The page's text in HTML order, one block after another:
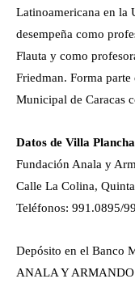
Latinoamericana en la
desempeña como
Flauta y como
Friedman. Forma
Municipal de Caracas
Datos de Villa
Fundación Anala y
Calle La Colina,
Teléfonos: 991.0895/
Depósito en el Banco
ANALA Y ARMANDO